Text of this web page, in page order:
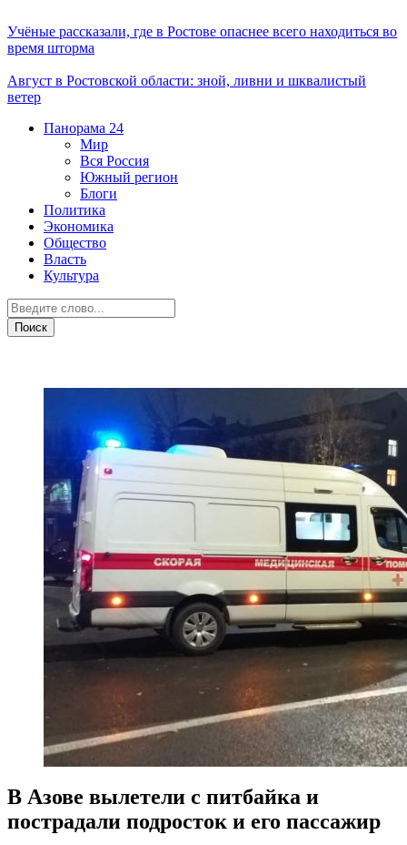
Учёные рассказали, где в Ростове опаснее всего находиться во
время шторма
Август в Ростовской области: зной, ливни и шквалистый
ветер
Панорама 24
Мир
Вся Россия
Южный регион
Блоги
Политика
Экономика
Общество
Власть
Культура
В Азове вылетели с питбайка и
пострадали подросток и его пассажир